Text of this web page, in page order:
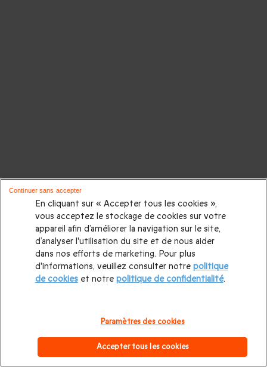
En cliquant sur « Accepter tous les cookies »,
vous acceptez le stockage de cookies sur votre
appareil afin d’améliorer la navigation sur le site,
d’analyser l'utilisation du site et de nous aider
dans nos efforts de marketing. Pour plus
d'informations, veuillez consulter notre politique
de cookieset notre politique de confidentialité.
Paramètres des cookies
Accepter tous les cookies
Continuer sans accepter